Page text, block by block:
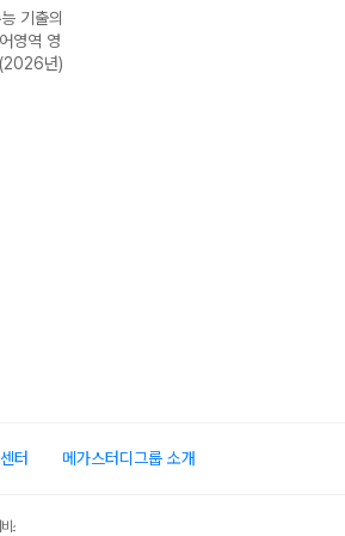
기출의
영역 영
년)
터 메가스터디그룹 소개
스 가입사실 확인